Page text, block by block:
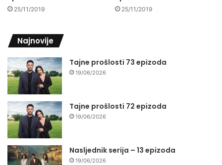
25/11/2019 25/11/2019
Najnovije
Tajne prošlosti 73 epizoda
19/06/2026
Tajne prošlosti 72 epizoda
19/06/2026
Nasljednik serija – 13 epizoda
19/06/2026